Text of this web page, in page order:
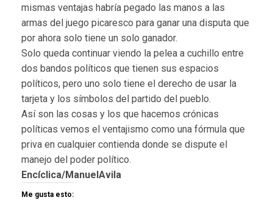
mismas ventajas habría pegado las manos a las
armas del juego picaresco para ganar una disputa que
por ahora solo tiene un solo ganador.
Solo queda continuar viendo la pelea a cuchillo entre
dos bandos políticos que tienen sus espacios
políticos, pero uno solo tiene el derecho de usar la
tarjeta y los símbolos del partido del pueblo.
Así son las cosas y los que hacemos crónicas
políticas vemos el ventajismo como una fórmula que
priva en cualquier contienda donde se dispute el
manejo del poder político.
Encíclica/ManuelAvila
Me gusta esto: